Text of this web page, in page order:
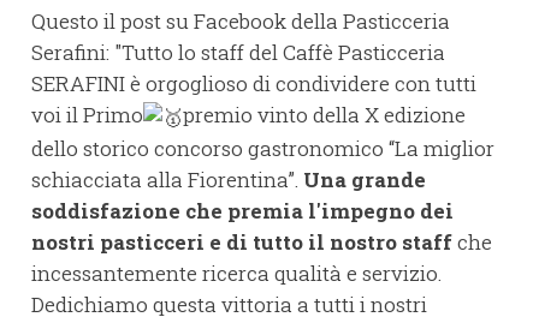
Questo il post su Facebook della Pasticceria
Serafini: "Tutto lo staff del Caffè Pasticceria
SERAFINI è orgoglioso di condividere con tutti
voi il Primo
premio vinto della X edizione
dello storico concorso gastronomico “La miglior
schiacciata alla Fiorentina”. Una grande
soddisfazione che premia l'impegno dei
nostri pasticceri e di tutto il nostro staffche
incessantemente ricerca qualità e servizio.
Dedichiamo questa vittoria a tutti i nostri